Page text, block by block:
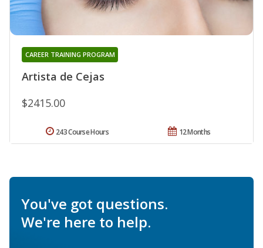
Artista de Cejas
CAREER TRAINING PROGRAM
$2415.00
12 Months
243 Course Hours
You've got questions.
We're here to help.